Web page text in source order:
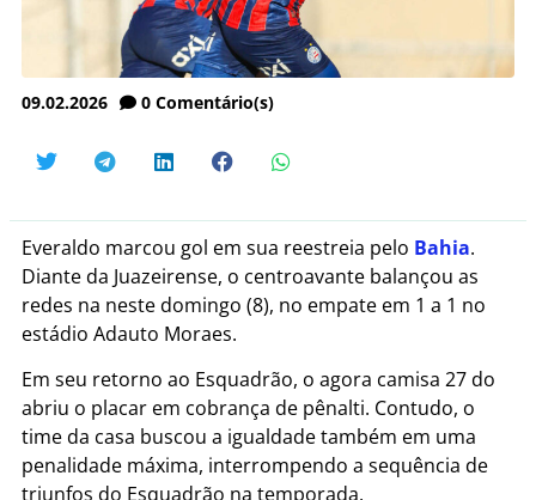
09.02.2026 0 Comentário(s)
Everaldo marcou gol em sua reestreia pelo Bahia.
Diante da Juazeirense, o centroavante balançou as
redes na neste domingo (8), no empate em 1 a 1 no
estádio Adauto Moraes.
Em seu retorno ao Esquadrão, o agora camisa 27 do
abriu o placar em cobrança de pênalti. Contudo, o
time da casa buscou a igualdade também em uma
penalidade máxima, interrompendo a sequência de
triunfos do Esquadrão na temporada.